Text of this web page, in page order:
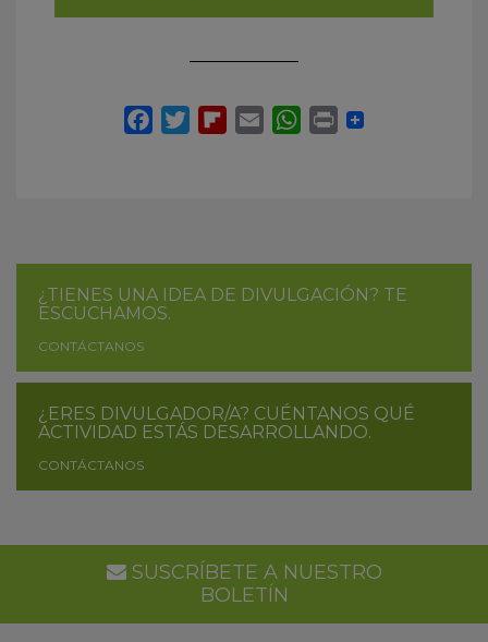
¿TIENES UNA IDEA DE DIVULGACIÓN? TE
ESCUCHAMOS.
CONTÁCTANOS
¿ERES DIVULGADOR/A? CUÉNTANOS QUÉ
ACTIVIDAD ESTÁS DESARROLLANDO.
CONTÁCTANOS
SUSCRÍBETE A NUESTRO
BOLETÍN